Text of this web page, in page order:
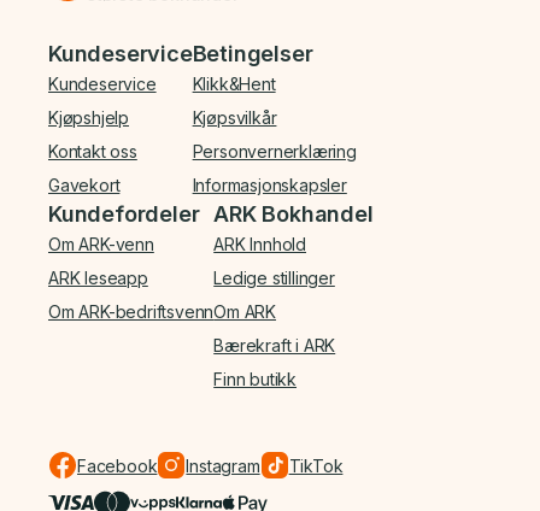
Bunnmeny
Kundeservice
Kundeservice
Kjøpshjelp
Kontakt oss
Gavekort
Betingelser
Klikk&Hent
Kjøpsvilkår
Personvernerklæring
Informasjonskapsler
Kundefordeler
Om ARK-venn
ARK leseapp
Om ARK-bedriftsvenn
ARK Bokhandel
ARK Innhold
Ledige stillinger
Om ARK
Bærekraft i ARK
Finn butikk
Facebook Instagram TikTok